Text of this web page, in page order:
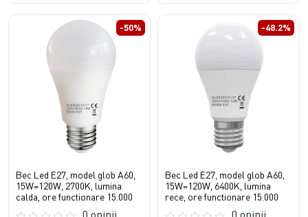
-50%
Bec Led E27, model glob A60,
15W=120W, 2700K, lumina
calda, ore functionare 15.000
0 opinii
-48.2%
Bec Led E27, model glob A60,
15W=120W, 6400K, lumina
rece, ore functionare 15.000
0 opinii